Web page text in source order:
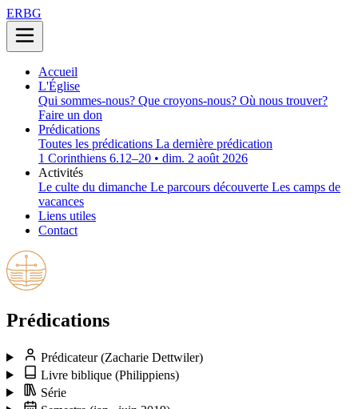
ERBG
Accueil
L'Église
Qui sommes-nous? Que croyons-nous? Où nous trouver?
Faire un don
Prédications
Toutes les prédications La dernière prédication
1 Corinthiens 6.12–20 • dim. 2 août 2026
Activités
Le culte du dimanche Le parcours découverte Les camps de
vacances
Liens utiles
Contact
Prédications
Prédicateur(Zacharie Dettwiler)
Livre biblique (Philippiens)
Série